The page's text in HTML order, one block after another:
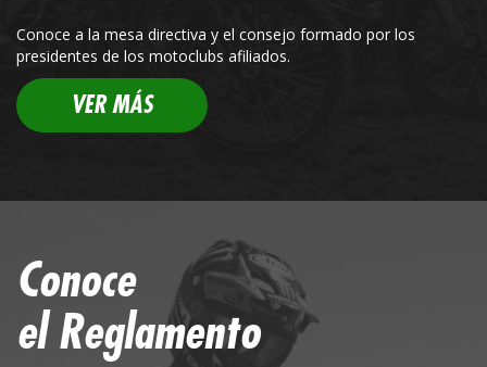
Conoce a la mesa directiva y el consejo formado por los
presidentes de los motoclubs afiliados.
VER MÁS
Conoce
el Reglamento